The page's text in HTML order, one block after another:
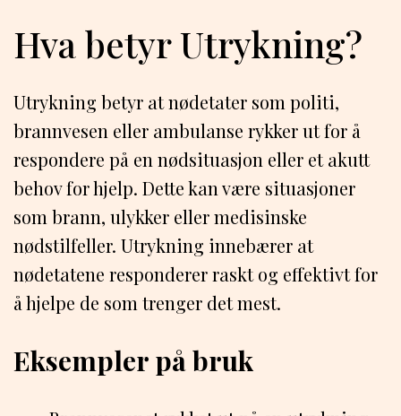
Hva betyr Utrykning?
Utrykning betyr at nødetater som politi,
brannvesen eller ambulanse rykker ut for å
respondere på en nødsituasjon eller et akutt
behov for hjelp. Dette kan være situasjoner
som brann, ulykker eller medisinske
nødstilfeller. Utrykning innebærer at
nødetatene responderer raskt og effektivt for
å hjelpe de som trenger det mest.
Eksempler på bruk